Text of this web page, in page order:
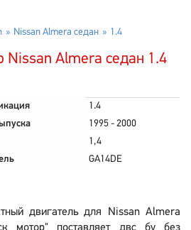
Nissan Almera седан 1.4
Nissan Almera седан 1.4
1.4
1995 - 2000
1,4
GA14DE
двигатель для Nissan Almera